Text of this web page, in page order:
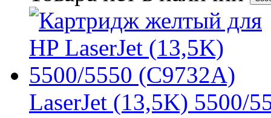
LaserJet (13,5K) 5500/